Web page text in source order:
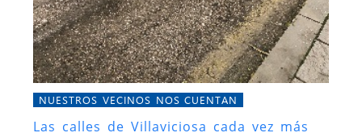
NUESTROS VECINOS NOS CUENTAN
Las calles de Villaviciosa cada vez más